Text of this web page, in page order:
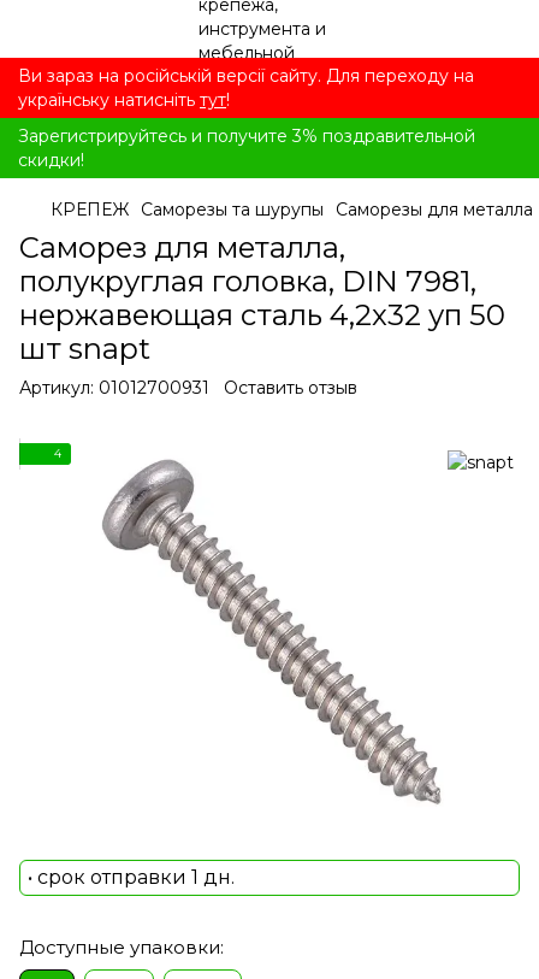
Ви зараз на російській версії сайту. Для переходу на
українську натисніть тут!
Зарегистрируйтесь и получите 3% поздравительной
скидки!
КРЕПЕЖ Саморезы та шурупы Саморезы для металла
Саморез для металла,
полукруглая головка, DIN 7981,
нержавеющая сталь 4,2x32 уп 50
шт snapt
Артикул: 01012700931 Оставить отзыв
4
• срок отправки 1 дн.
Доступные упаковки: